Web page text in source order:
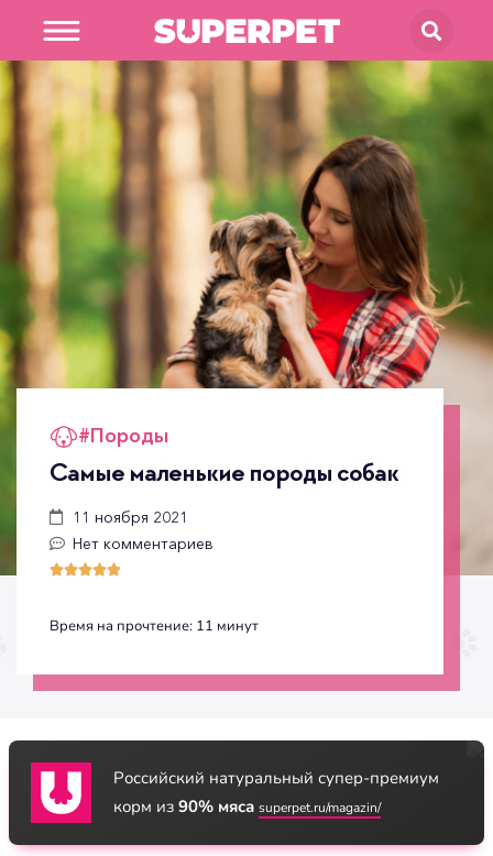
В магазин
#Породы
Самые маленькие породы собак
11 ноября 2021
Нет комментариев

Время на прочтение: 11 минут
Российский натуральный супер-премиум
корм из 90% мяса superpet.ru/magazin/